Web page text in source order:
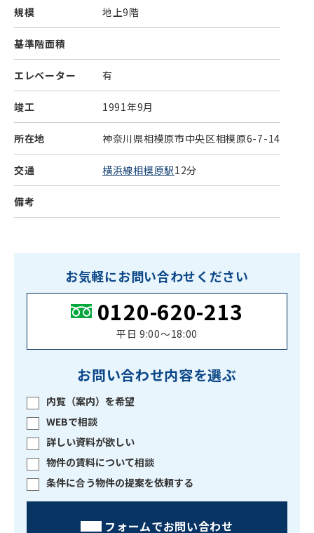
規模 地上9階
基準階面積
エレベーター 有
竣工 1991年9月
所在地 神奈川県相模原市中央区相模原6-7-14
交通 横浜線相模原駅12分
備考
お気軽にお問い合わせください
0120-620-213
平日 9:00〜18:00
お問い合わせ内容を選ぶ
内覧（案内）を希望
WEBで相談
詳しい資料が欲しい
物件の賃料について相談
条件に合う物件の提案を依頼する
フォームでお問い合わせ